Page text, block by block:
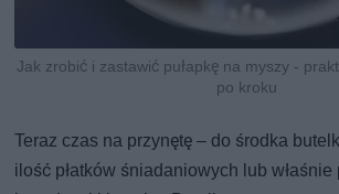
Jak zrobić i zastawić pułapkę na myszy -
po kroku
Teraz czas na przynętę – do środka
ilość płatków śniadaniowych lub właśnie